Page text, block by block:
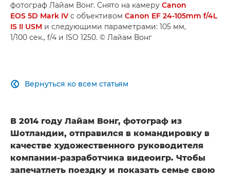
фотограф Лайам Вонг. Снято на камеру Canon
EOS 5D Mark IV с объективом Canon EF 24-105mm f/4L
IS II USM и следующими параметрами: 105 мм,
1/100 сек., f/4 и ISO 1250. © Лайам Вонг
Вернуться ко всем статьям

В 2014 году Лайам Вонг, фотограф из
Шотландии, отправился в командировку в
качестве художественного руководителя
компании-разработчика видеоигр. Чтобы
запечатлеть поездку и показать семье свою